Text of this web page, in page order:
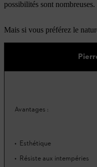
possibilités sont nombreuses.
Mais si vous préférez le
Avantages :
Esthétique
Résiste aux intempéries